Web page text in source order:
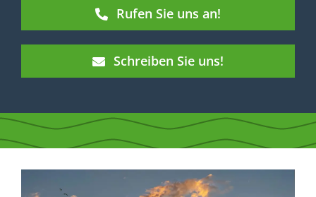
Rufen Sie uns an!
Schreiben Sie uns!